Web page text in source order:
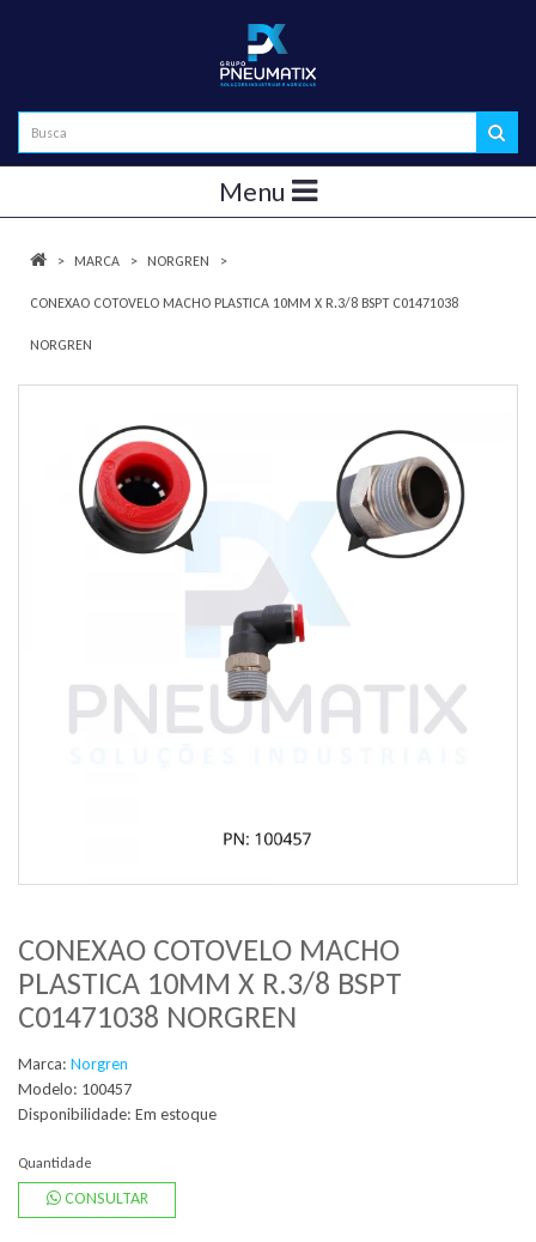
Menu
MARCA NORGREN
CONEXAO COTOVELO MACHO PLASTICA 10MM X R.3/8 BSPT C01471038
NORGREN
CONEXAO COTOVELO MACHO
PLASTICA 10MM X R.3/8 BSPT
C01471038 NORGREN
Marca: Norgren
Modelo: 100457
Disponibilidade: Em estoque
Quantidade
CONSULTAR